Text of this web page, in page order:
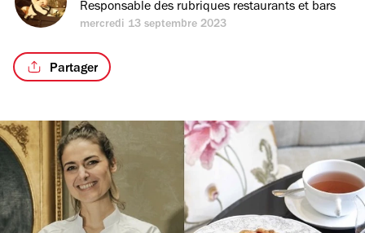
Responsable des rubriques restaurants et bars
mercredi 13 septembre 2023
Partager